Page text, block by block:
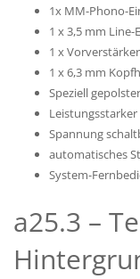
1x MM-Phono-
1 x 3,5 mm
1 x
1 x 6,3 mm
Speziell
Spannung
automatisches
System-
a25.3 –